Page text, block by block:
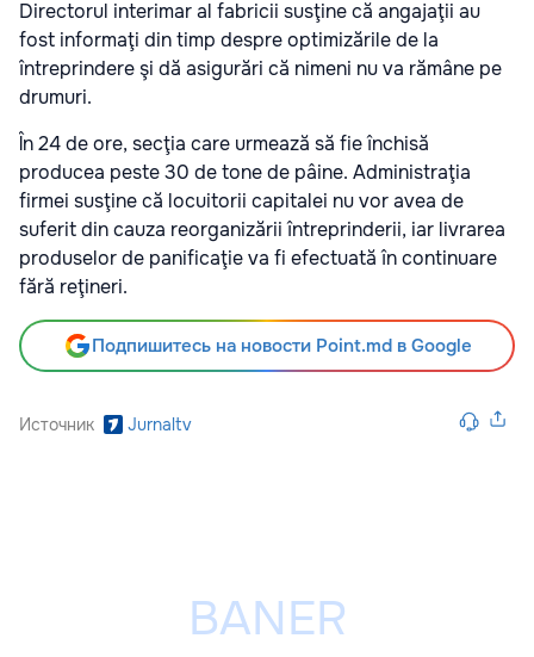
Directorul interimar al fabricii susţine că angajaţii au
fost informaţi din timp despre optimizările de la
întreprindere şi dă asigurări că nimeni nu va rămâne pe
drumuri.
În 24 de ore, secţia care urmează să fie închisă
producea peste 30 de tone de pâine. Administraţia
firmei susţine că locuitorii capitalei nu vor avea de
suferit din cauza reorganizării întreprinderii, iar livrarea
produselor de panificaţie va fi efectuată în continuare
fără reţineri.
Подпишитесь на новости Point.md в Google
Источник Jurnaltv